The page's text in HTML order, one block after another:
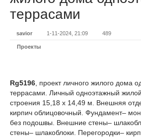
террасами
savior 1-11-2024, 21:09 489
Проекты
Rg5196 , проект личного жилого дома
террасами. Личный одноэтажный
строения 15,18 х 14,49 м. Внешняя
кирпич облицовочный. Фундамент–
без подошвы. Внешние стены–
стены– шлакоблоки. Перегородки–